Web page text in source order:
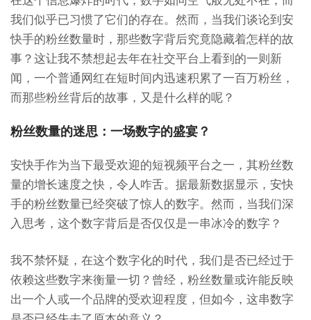
我们似乎已习惯了它们的存在。然而，当我们谈论到安
快手的粉丝数量时，那些数字背后究竟隐藏着怎样的故
事？这让我不禁想起去年在社交平台上看到的一则新
闻，一个普通网红在短时间内迅速积累了一百万粉丝，
而那些粉丝背后的故事，又是什么样的呢？
粉丝数量的迷思：一场数字的盛宴？
安快手作为当下最受欢迎的短视频平台之一，其粉丝数
量的增长速度之快，令人咋舌。据最新数据显示，安快
手的粉丝数量已经突破了惊人的数字。然而，当我们深
入思考，这个数字背后是否仅仅是一串冰冷的数字？
我不禁怀疑，在这个数字化的时代，我们是否已经过于
依赖这些数字来衡量一切？曾经，粉丝数量或许能反映
出一个人或一个品牌的受欢迎程度，但如今，这串数字